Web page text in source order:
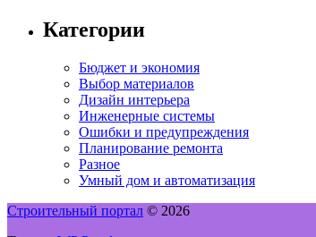
Категории
Бюджет и экономия
Выбор материалов
Дизайн интерьера
Инженерные системы
Ошибки и предупреждения
Планирование ремонта
Разное
Умный дом и автоматизация
Строительный портал © 2026